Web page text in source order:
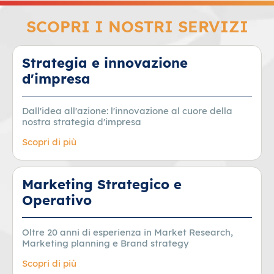
SCOPRI I NOSTRI SERVIZI
Strategia e innovazione
d'impresa
Dall'idea all'azione: l'innovazione al cuore della
nostra strategia d'impresa
Scopri di più
Marketing Strategico e
Operativo
Oltre 20 anni di esperienza in Market Research,
Marketing planning e Brand strategy
Scopri di più